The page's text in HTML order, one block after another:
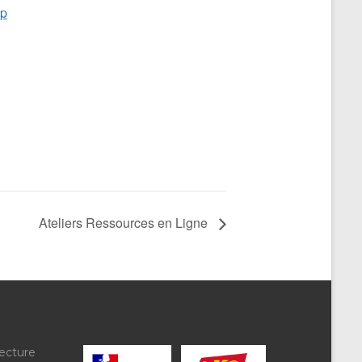
Ateliers Ressources en Ligne